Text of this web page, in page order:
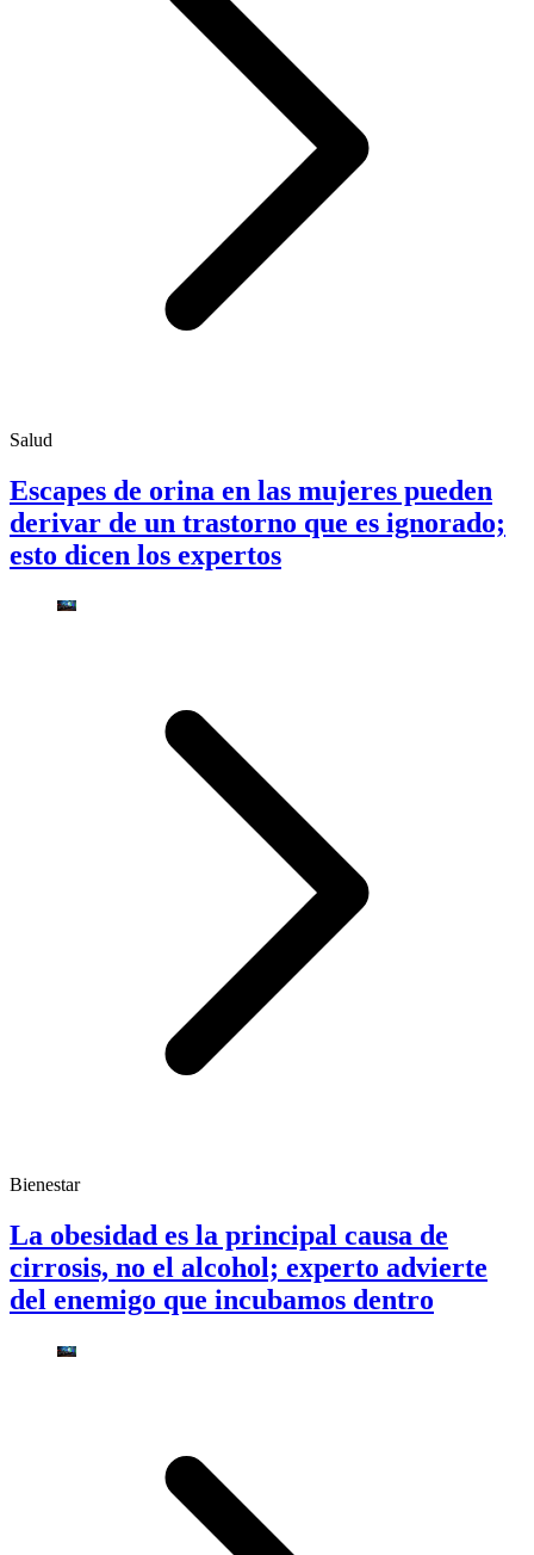
Salud
Escapes de orina en las mujeres pueden
derivar de un trastorno que es ignorado;
esto dicen los expertos
Bienestar
La obesidad es la principal causa de
cirrosis, no el alcohol; experto advierte
del enemigo que incubamos dentro